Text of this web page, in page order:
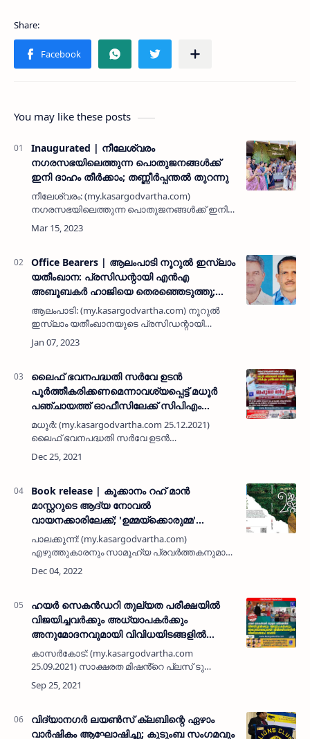
You may like these posts
Inaugurated | നീലേശ്വരം
നഗരസഭയിലെത്തുന്ന പൊതുജനങ്ങള്‍ക്ക്
ഇനി ദാഹം തീര്‍ക്കാം; തണ്ണീര്‍പ്പന്തല്‍ തുറന്നു
നീലേശ്വരം: (my.kasargodvartha.com)
നഗരസഭയിലെത്തുന്ന പൊതുജനങ്ങള്‍ക്ക് ഇനി
ദാഹം തീര്‍ക്കാം. ഓഫീസിനോടനുബന്ധിച്ചുള്ള
തണ്ണീര്‍പന്തല്‍ ചെയര്‍പേഴ്‌സണ്‍ ടിവി ശാന്ത
Office Bearers | ആലംപാടി നൂറുല്‍ ഇസ്ലാം
യതീംഖാന: പ്രസിഡന്റായി എന്‍എ
അബൂബകര്‍ ഹാജിയെ തെരഞ്ഞെടുത്തു;
ഹമീദ് മിഹ്‌റാജ് വൈസ് പ്രസിഡന്റ്;
സ്വാദിഖ് മുബാറക് മാനജര്‍
ആലംപാടി: (my.kasargodvartha.com) നൂറുല്‍
ഇസ്ലാം യതീംഖാനയുടെ പ്രസിഡന്റായി
എന്‍എ അബൂബകര്‍ ഹാജിയെയും വൈസ്
പ്രസിഡന്റായി ഹമീദ് മിഹ്‌റാജിനെയും
മുബാറകിനെയുംതെരഞ്ഞെടുത്തു…
ലൈഫ് ഭവനപദ്ധതി സർവേ ഉടൻ
പൂർത്തീകരിക്കണമെന്നാവശ്യപ്പെട്ട് മധൂർ
പഞ്ചായത്ത് ഓഫീസിലേക്ക് സിപിഎം
പ്രതിഷേധ മാർച് നടത്തി
മധൂർ: (my.kasargodvartha.com 25.12.2021)
ലൈഫ് ഭവനപദ്ധതി സർവേ ഉടൻ
പൂർത്തീകരിക്കണമെന്നാവശ്യപ്പെട്ട് മധൂർ
പഞ്ചായത്ത് ഓഫീസിലേക്ക് സിപിഎം
ന് പൂർത്ത…
Book release | കൂക്കാനം റഹ് മാന്‍
മാസ്റ്ററുടെ ആദ്യ നോവല്‍
വായനക്കാരിലേക്ക്; 'ഉമ്മയ്ക്കൊരുമ്മ'
പ്രകാശനം ഡിസംബര്‍ 10 ന്
പാലക്കുന്ന്: (my.kasargodvartha.com)
എഴുത്തുകാരനും സാമൂഹ്യ പ്രവര്‍ത്തകനുമായ
കൂക്കാനം റഹ് മാന്‍ മാസ്റ്ററുടെ ആദ്യ നോവല്‍
വായനക്കാരിലേക്ക്. സംസ്ഥാന അധ്യാപക
ഹയര്‍ സെകന്‍ഡറി തുല്യത പരീക്ഷയിൽ
വിജയിച്ചവർക്കും അധ്യാപകർക്കും
അനുമോദനവുമായി വിവിധയിടങ്ങളിൽ
വിജയോത്സവം നടത്തി
കാസർകോട്: (my.kasargodvartha.com
25.09.2021) സാക്ഷരത മിഷൻ്റെ പ്ലസ് ടു
തുല്യതാ പരീക്ഷയിൽ മികച്ച വിജയം
കരസ്ഥമാക്കിയവർക്ക് അനുമോദനവുമായി
നടത്തി. മുളിയാറ…
വിദ്യാനഗർ ലയൺസ് ക്ലബിന്റെ ഏഴാം
വാർഷികം ആഘോഷിച്ചു; കുടുംബ സംഗമവും